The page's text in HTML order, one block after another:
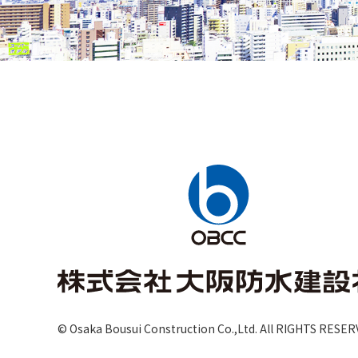
© Osaka Bousui Construction Co.,Ltd. All RIGHTS